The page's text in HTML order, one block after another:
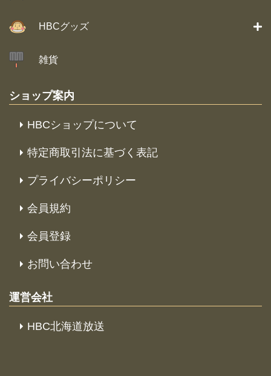
HBCグッズ
雑貨
ショップ案内
HBCショップについて
特定商取引法に基づく表記
プライバシーポリシー
会員規約
会員登録
お問い合わせ
運営会社
HBC北海道放送